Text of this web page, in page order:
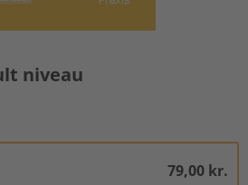
niveau
79,00 kr.